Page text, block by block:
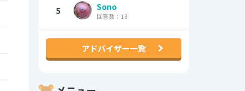
5 Sono
回答数：18
アドバイザー一覧